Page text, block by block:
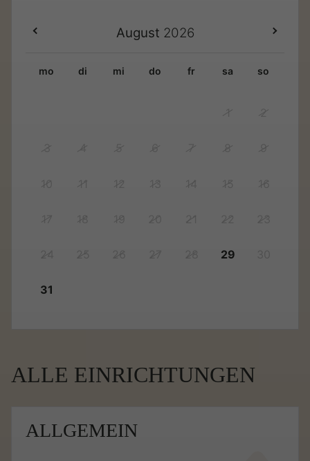
August 2026
mo di mi do fr sa so
2
3 4 5 6 8 9
10 11 12 14 16
17 21
24 29
31
ALLE EINRICHTUNGEN
ALLGEMEIN